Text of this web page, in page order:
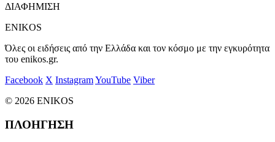
ΔΙΑΦΗΜΙΣΗ
ENIKOS
Όλες οι ειδήσεις από την Ελλάδα και τον κόσμο με την εγκυρότητα
του enikos.gr.
Facebook X InstagramYouTube Viber
© 2026 ENIKOS
ΠΛΟΗΓΗΣΗ